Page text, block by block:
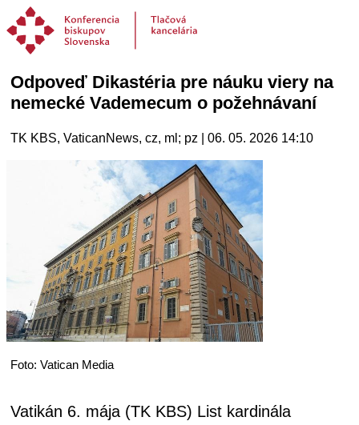
Odpoveď Dikastéria pre náuku viery na
nemecké Vademecum o požehnávaní
TK KBS, VaticanNews, cz, ml; pz | 06. 05. 2026 14:10
Foto: Vatican Media
Vatikán 6. mája (TK KBS) List kardinála